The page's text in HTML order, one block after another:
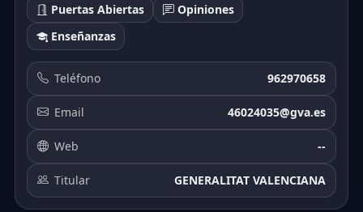
Puertas Abiertas
Opiniones
Enseñanzas
Teléfono 962970658
Email 46024035@gva.es
Web --
Titular GENERALITAT VALENCIANA